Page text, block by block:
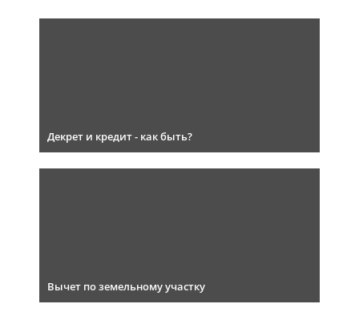
Декрет и кредит - как быть?
Вычет по земельному участку